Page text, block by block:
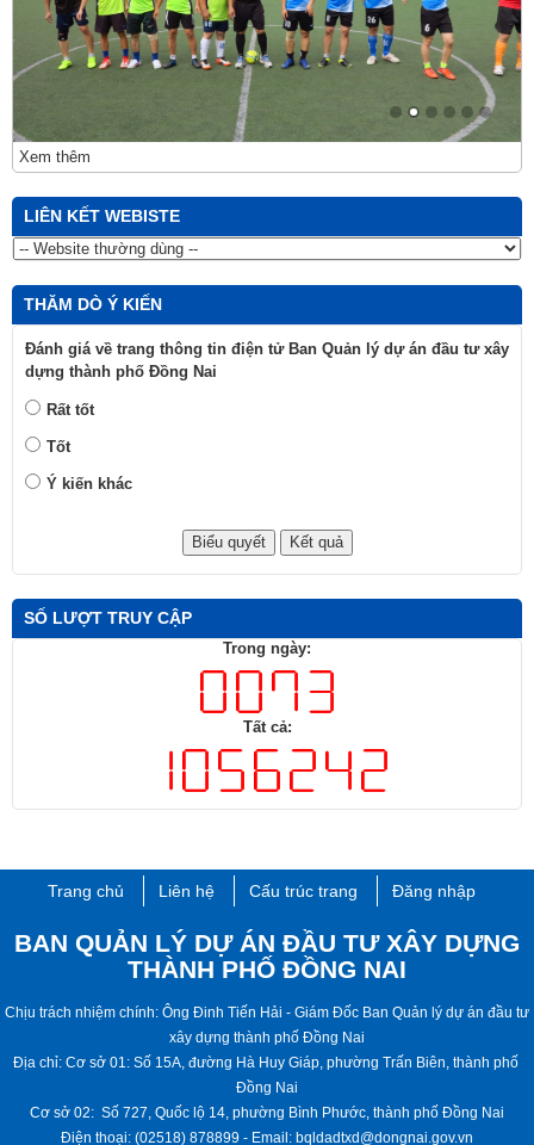
Xem thêm
LIÊN KẾT WEBISTE
THĂM DÒ Ý KIẾN
Đánh giá về trang thông tin điện tử Ban Quản lý dự án đầu tư xây
dựng thành phố Đồng Nai
Rất tốt
Tốt
Ý kiến khác
SỐ LƯỢT TRUY CẬP
Trong ngày:
Tất cả:
Trang chủ Liên hệ Cấu trúc trang Đăng nhập
BAN QUẢN LÝ DỰ ÁN ĐẦU TƯ XÂY DỰNG
THÀNH PHỐ ĐỒNG NAI
​​Chịu trách nhiệm chính: Ông Đinh Tiến Hải - ​Giám Đốc Ban Quản lý dự án đầu tư
xây dựng thành phố Đồng Nai
Địa chỉ: Cơ sở 01: Số 15A, đường Hà Huy Giáp, phường Trấn Biên, thành phố ​​​
Đồng Nai
Cơ sở 02: Số 727, Quốc lộ 14, phường Bình Phước, thành phố ​Đồng Nai
Điện thoại: (02518) 878899 - Email: bqldadtxd@dongnai.gov.vn